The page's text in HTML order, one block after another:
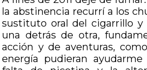
la abstinencia recurrí a los
sustituto oral del cigarrillo y
una detrás de otra,
acción y de aventuras,
energía pudieran